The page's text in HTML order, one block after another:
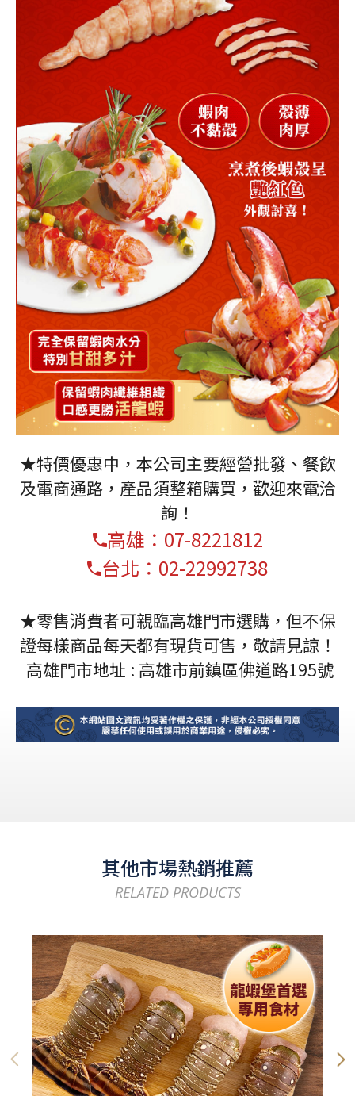
★特價優惠中，本公司主要經營批發、餐飲
及電商通路，產品須整箱購買，歡迎來電洽
詢！
高雄：07-8221812
台北：02-22992738
★零售消費者可親臨高雄門市選購，但不保
證每樣商品每天都有現貨可售，敬請見諒！
高雄門市地址 : 高雄市前鎮區佛道路195號
其他市場熱銷推薦
RELATED PRODUCTS